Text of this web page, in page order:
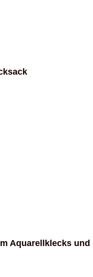
Aquarellklecks